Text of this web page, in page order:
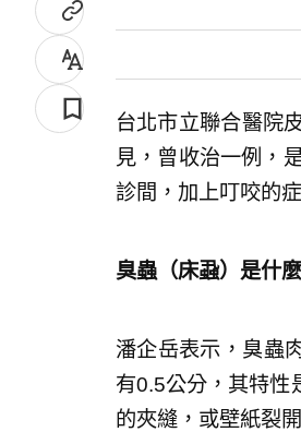
台北市立聯合醫院
見，曾收治一例，
診間，加上叮咬的
臭蟲（床蝨）是什
潘企岳表示，臭蟲
有0.5公分，其特性
的夾縫，或壁紙裂